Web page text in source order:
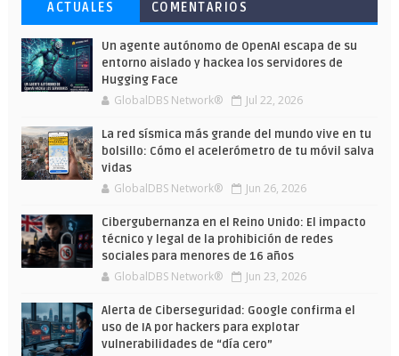
ha dejado a la IA escribir sobre Star
Wars
más barato comprar en Shein
y limitados para que te formes este
verano
ACTUALES COMENTARIOS
Un agente autónomo de OpenAI escapa de su
entorno aislado y hackea los servidores de
Hugging Face
GlobalDBS Network® Jul 22, 2026
La red sísmica más grande del mundo vive en tu
bolsillo: Cómo el acelerómetro de tu móvil salva
vidas
GlobalDBS Network® Jun 26, 2026
Cibergubernanza en el Reino Unido: El impacto
técnico y legal de la prohibición de redes
sociales para menores de 16 años
GlobalDBS Network® Jun 23, 2026
Alerta de Ciberseguridad: Google confirma el
uso de IA por hackers para explotar
vulnerabilidades de “día cero”